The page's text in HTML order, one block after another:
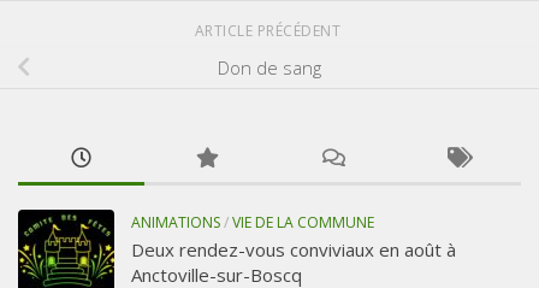
ARTICLE PRÉCÉDENT
Don de sang
ANIMATIONS/VIE DE LA COMMUNE
Deux rendez-vous conviviaux en août à
Anctoville-sur-Boscq